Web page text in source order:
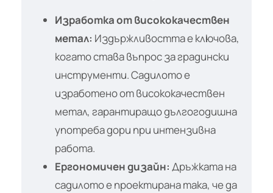
Изработка от висококачествен
метал: Издържливостта е ключова,
когато става въпрос за градински
инструменти. Садилото е
изработено от висококачествен
метал, гарантиращо дългогодишна
употреба дори при интензивна
работа.
Ергономичен дизайн: Дръжката на
садилото е проектирана така, че да